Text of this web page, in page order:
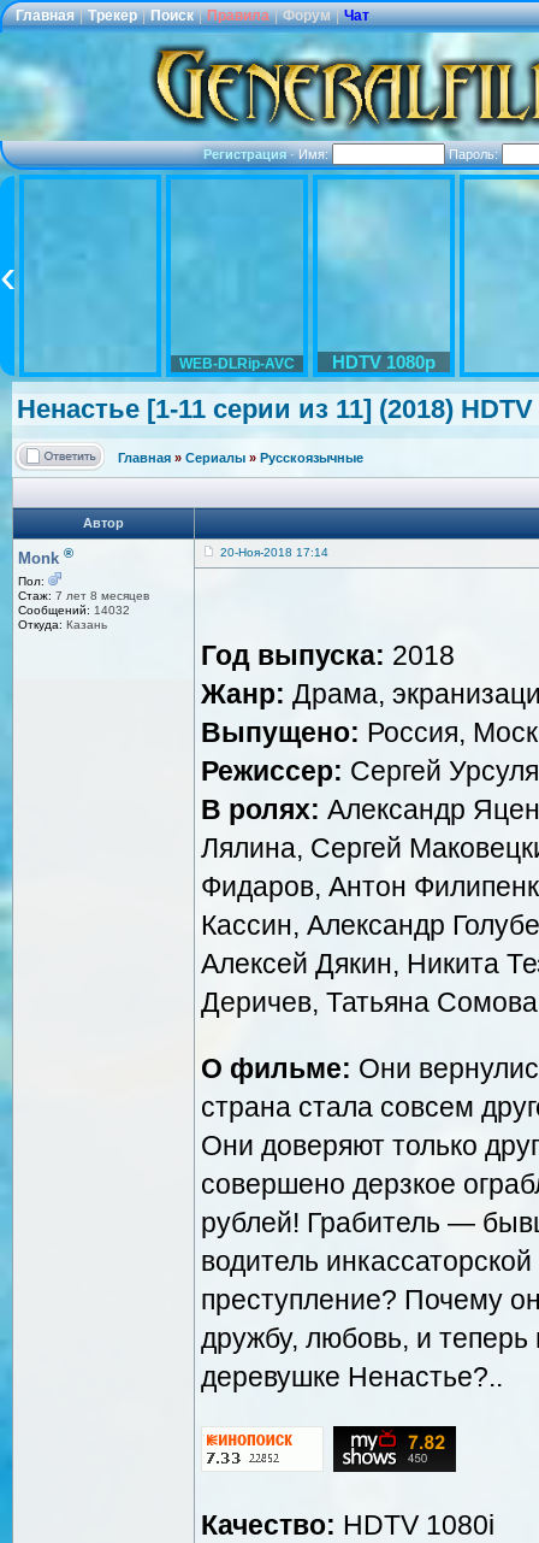
Главная | Трекер | Поиск | Правила | Форум | Чат
Регистрация·Имя: Пароль:
WEB-DLRip-AVC HDTV 1080p
Ненастье [1-11 серии из 11] (2018)
Главная » Сериалы » Русскоязычные
Автор
Monk ®
Пол:
Стаж: 7 лет 8 месяцев
Сообщений: 14032
Откуда: Казань
20-Ноя-2018 17:14
Год выпуска: 2018
Жанр: Драма,
Выпущено: Россия,
Режиссер: Сергей
В ролях: Александр
Лялина, Сергей
Фидаров, Антон
Кассин, Александр
Алексей Дякин, Никита
Деричев, Татьяна
О фильме: Они
страна стала совсем
Они доверяют только
совершено дерзкое
рублей! Грабитель —
водитель
преступление? Почему
дружбу, любовь, и
деревушке Ненастье?..
Качество: HDTV 1080i